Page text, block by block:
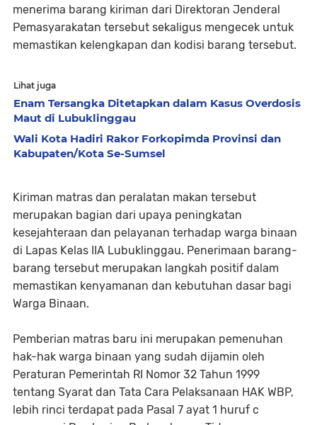
menerima barang kiriman dari Direktoran Jenderal
Pemasyarakatan tersebut sekaligus mengecek untuk
memastikan kelengkapan dan kodisi barang tersebut.
Lihat juga
Enam Tersangka Ditetapkan dalam Kasus Overdosis
Maut di Lubuklinggau
Wali Kota Hadiri Rakor Forkopimda Provinsi dan
Kabupaten/Kota Se-Sumsel
Kiriman matras dan peralatan makan tersebut
merupakan bagian dari upaya peningkatan
kesejahteraan dan pelayanan terhadap warga binaan
di Lapas Kelas IIA Lubuklinggau. Penerimaan barang-
barang tersebut merupakan langkah positif dalam
memastikan kenyamanan dan kebutuhan dasar bagi
Warga Binaan.
Pemberian matras baru ini merupakan pemenuhan
hak-hak warga binaan yang sudah dijamin oleh
Peraturan Pemerintah RI Nomor 32 Tahun 1999
tentang Syarat dan Tata Cara Pelaksanaan HAK WBP,
lebih rinci terdapat pada Pasal 7 ayat 1 huruf c